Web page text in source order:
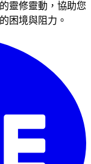
靈修靈動，協助您
困境與阻力。